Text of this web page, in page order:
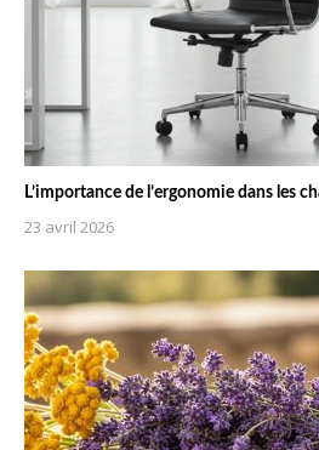
L’importance de l’ergonomie dans les
23 avril 2026